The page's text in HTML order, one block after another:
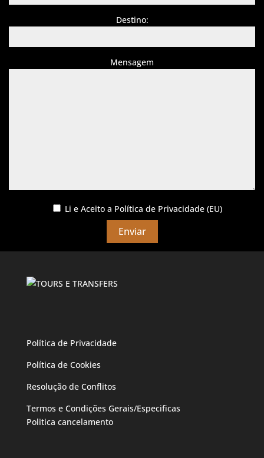
Destino:
Mensagem
Li e Aceito a Política de Privacidade (EU)
Política de Privacidade
Política de Cookies
Resolução de Conflitos
Termos e Condições Gerais/Especificas
Politica cancelamento